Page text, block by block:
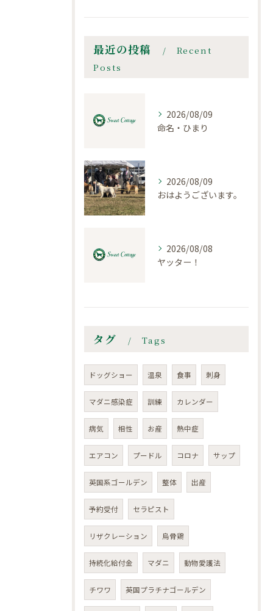
最近の投稿
Recent
Posts
2026/08/09
命名・ひまり
2026/08/09
おはようございます。
2026/08/08
ヤッター！
タグ Tags
ドッグショー 温泉 食事 刺身
マダニ感染症 訓練 カレンダー
病気 相性 お産 熱中症
エアコン プードル コロナ サップ
英国系ゴールデン 整体 出産
予約受付 セラピスト
リザクレーション 烏骨鶏
持続化給付金 マダニ 動物愛護法
チワワ 英国プラチナゴールデン